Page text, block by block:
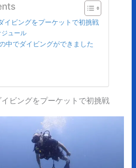
イビングをプーケットで初挑戦
ュール
中でダイビングができました
ビングをプーケットで初挑戦